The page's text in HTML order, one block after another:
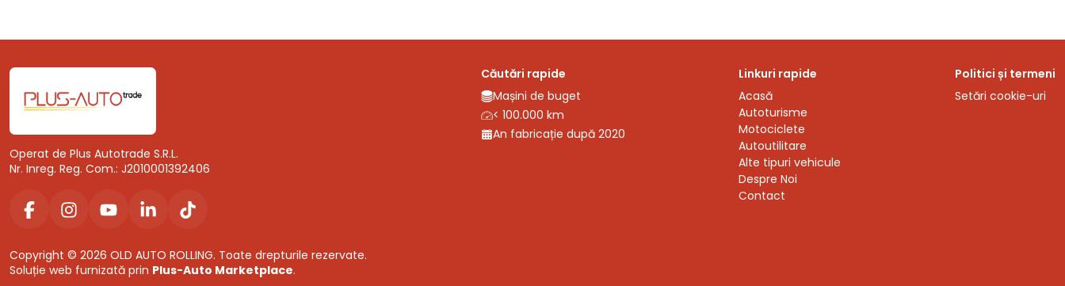
Operat de Plus Autotrade S.R.L.
Nr. Inreg. Reg. Com.: J2010001392406
Copyright © 2026 OLD AUTO ROLLING. Toate drepturile rezervate.
Soluție web furnizată prin Plus-Auto Marketplace.
Căutări rapide
Mașini de buget
< 100.000 km
An fabricație după 2020
Linkuri rapide
Acasă
Autoturisme
Motociclete
Autoutilitare
Alte tipuri vehicule
Despre Noi
Contact
Politici și termeni
Setări cookie-uri